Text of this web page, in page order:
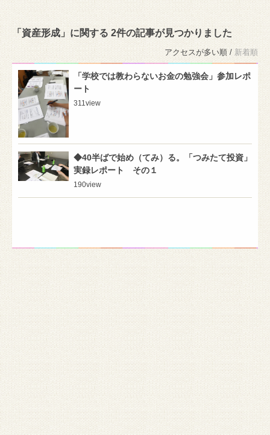
「資産形成」に関する 2件の記事が見つかりました
アクセスが多い順 / 新着順
「学校では教わらないお金の勉強会」参加レポ
ート
311 view
◆40半ばで始め（てみ）る。「つみたて投資」
実録レポート その１
190view